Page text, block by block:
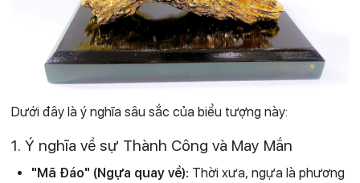
Dưới đây là ý nghĩa sâu sắc của biểu tượng này:
1. Ý nghĩa về sự Thành Công và May Mắn
"Mã Đáo" (Ngựa quay về): Thời xưa, ngựa là phương